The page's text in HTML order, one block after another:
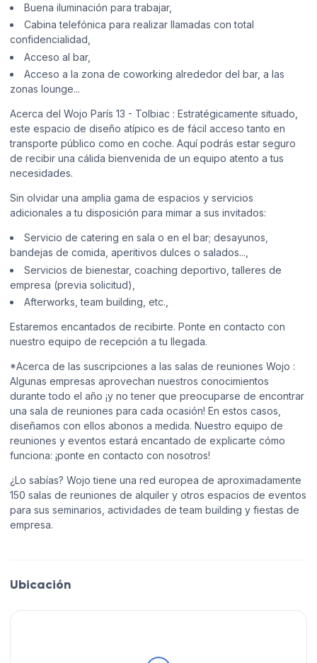
Buena iluminación para trabajar,
Cabina telefónica para realizar llamadas con total
confidencialidad,
Acceso al bar,
Acceso a la zona de coworking alrededor del bar, a las
zonas lounge...
Acerca del Wojo París 13 - Tolbiac : Estratégicamente situado,
este espacio de diseño atípico es de fácil acceso tanto en
transporte público como en coche. Aquí podrás estar seguro
de recibir una cálida bienvenida de un equipo atento a tus
necesidades.
Sin olvidar una amplia gama de espacios y servicios
adicionales a tu disposición para mimar a sus invitados:
Servicio de catering en sala o en el bar; desayunos,
bandejas de comida, aperitivos dulces o salados...,
Servicios de bienestar, coaching deportivo, talleres de
empresa (previa solicitud),
Afterworks, team building, etc.,
Estaremos encantados de recibirte. Ponte en contacto con
nuestro equipo de recepción a tu llegada.
*Acerca de las suscripciones a las salas de reuniones Wojo :
Algunas empresas aprovechan nuestros conocimientos
durante todo el año ¡y no tener que preocuparse de encontrar
una sala de reuniones para cada ocasión! En estos casos,
diseñamos con ellos abonos a medida. Nuestro equipo de
reuniones y eventos estará encantado de explicarte cómo
funciona: ¡ponte en contacto con nosotros!
¿Lo sabías? Wojo tiene una red europea de aproximadamente
150 salas de reuniones de alquiler y otros espacios de eventos
para sus seminarios, actividades de team building y fiestas de
empresa.
Ubicación